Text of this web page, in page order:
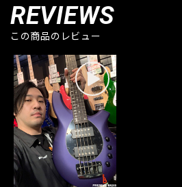
REVIEWS
この商品のレビュー